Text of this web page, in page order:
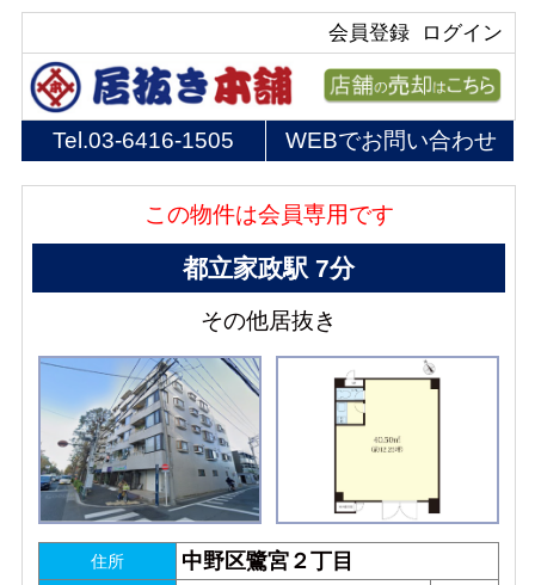
ログイン
会員登録
Tel.03-6416-1505 WEBでお問い合わせ
この物件は会員専用です
都立家政駅 7分
その他居抜き
住所 中野区鷺宮２丁目